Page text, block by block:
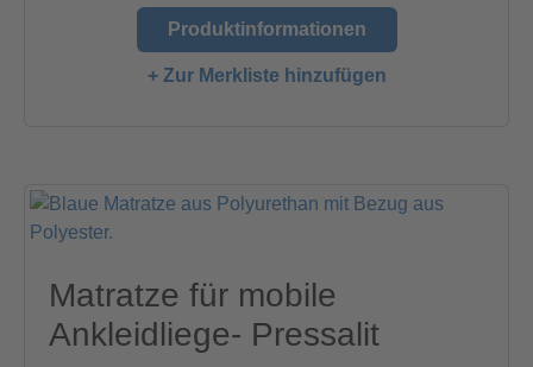
Produktinformationen
+ Zur Merkliste hinzufügen
Matratze für mobile
Ankleidliege- Pressalit